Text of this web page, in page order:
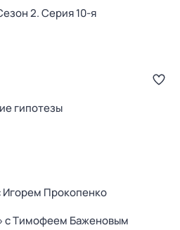
2. Серия 10-я
гипотезы
Игорем Прокопенко
с Тимофеем Баженовым